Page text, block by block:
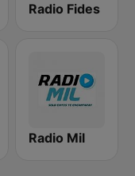
Radio Fides
Radio Mil